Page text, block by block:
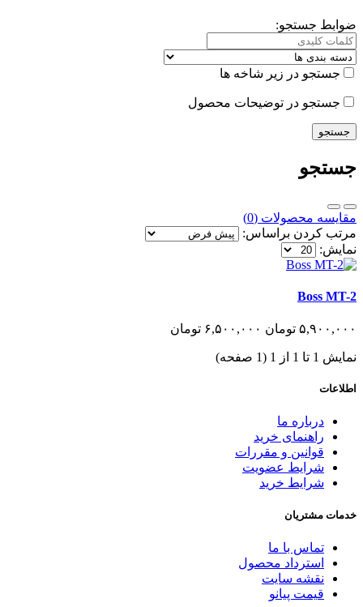
ضوابط جستجو:
جستجو در زیر شاخه ها
جستجو در توضیحات محصول
جستجو
مقایسه محصولات (0)
مرتب کردن براساس:
نمایش:
Boss MT-2
۵,٩٠٠,٠٠٠ تومان ۶,۵٠٠,٠٠٠ تومان
نمایش 1 تا 1 از 1 (1 صفحه)
اطلاعات
درباره ما
راهنمای خرید
قوانین و مقررات
شرایط عضویت
شرایط خرید
خدمات مشتریان
تماس با ما
استرداد محصول
نقشه سایت
قیمت پیانو